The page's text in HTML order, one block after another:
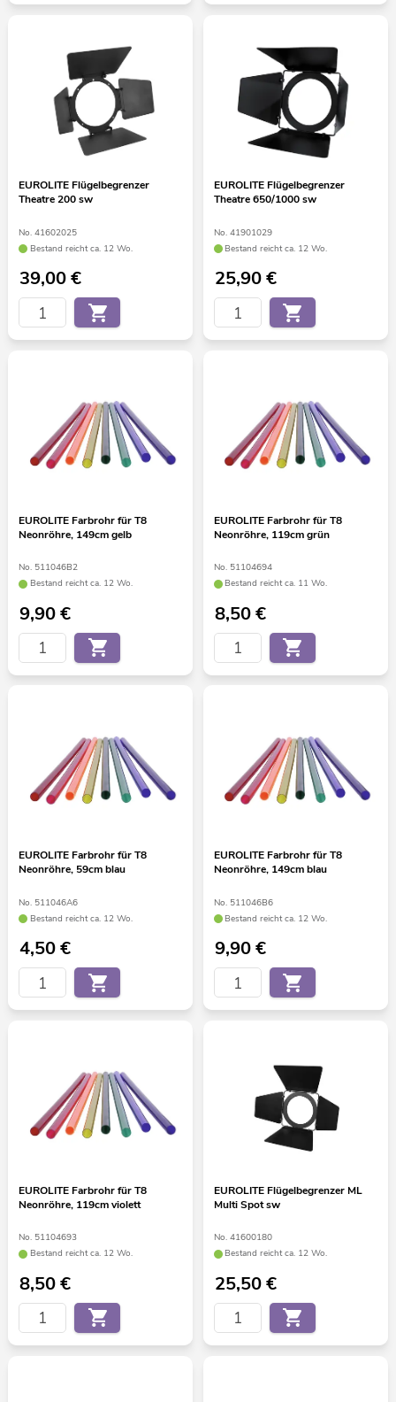
EUROLITE Flügelbegrenzer
Theatre 200 sw
No. 41602025
Bestand reicht ca. 12 Wo.
39,00€
EUROLITE Flügelbegrenzer
Theatre 650/1000 sw
No. 41901029
Bestand reicht ca. 12 Wo.
25,90€
EUROLITE Farbrohr für T8
Neonröhre, 149cm gelb
No. 511046B2
Bestand reicht ca. 12 Wo.
9,90€
EUROLITE Farbrohr für T8
Neonröhre, 119cm grün
No. 51104694
Bestand reicht ca. 11 Wo.
8,50€
EUROLITE Farbrohr für T8
Neonröhre, 59cm blau
No. 511046A6
Bestand reicht ca. 12 Wo.
4,50€
EUROLITE Farbrohr für T8
Neonröhre, 149cm blau
No. 511046B6
Bestand reicht ca. 12 Wo.
9,90€
EUROLITE Farbrohr für T8
Neonröhre, 119cm violett
No. 51104693
Bestand reicht ca. 12 Wo.
8,50€
EUROLITE Flügelbegrenzer ML
Multi Spot sw
No. 41600180
Bestand reicht ca. 12 Wo.
25,50€